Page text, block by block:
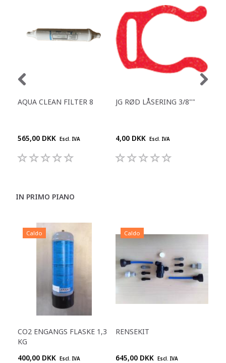
AQUA CLEAN FILTER 8
565,00 DKK Escl. IVA
JG RØD LÅSERING 3/8""
4,00 DKK Escl. IVA
IN PRIMO PIANO
Caldo
CO2 ENGANGS FLASKE 1,3
KG
400,00 DKK Escl. IVA
Caldo
RENSEKIT
645,00 DKK Escl. IVA